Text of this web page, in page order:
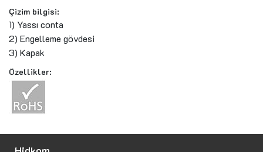
Çizim bilgisi:
1) Yassı conta
2) Engelleme gövdesi
3) Kapak
Özellikler: